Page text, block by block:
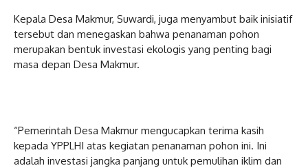
Kepala Desa Makmur, Suwardi, juga menyambut baik inisiatif
tersebut dan menegaskan bahwa penanaman pohon
merupakan bentuk investasi ekologis yang penting bagi
masa depan Desa Makmur.
“Pemerintah Desa Makmur mengucapkan terima kasih
kepada YPPLHI atas kegiatan penanaman pohon ini. Ini
adalah investasi jangka panjang untuk pemulihan iklim dan